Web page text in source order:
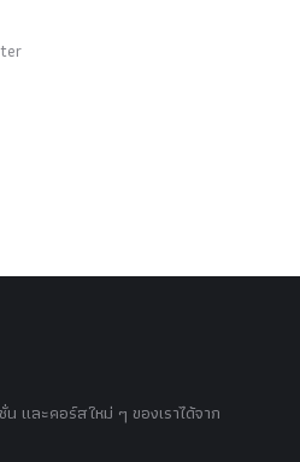
และคอร์สใหม่ ๆ ของเราได้จาก